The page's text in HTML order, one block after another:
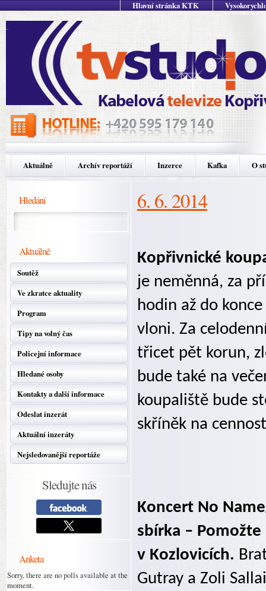
Hlavní stránka KTK
Aktuálně Archív reportáží Inzerce Kafka O
Hledání
Aktuálně
Soutěž
Ve zkratce aktuality
Program
Tipy na volný čas
Policejní informace
Hledané osoby
Kontakty a další informace
Odeslat inzerát
Aktuální inzeráty
Nejsledovanější reportáže
Sledujte nás
Anketa
Sorry, there are no polls available at the
moment.
6. 6. 2014
Kopřivnické
je neměnná, za
hodin až do
vloni. Za
třicet pět korun,
bude také na
koupaliště bude
skříněk na
Koncert No
sbírka –
v Kozlovicích.
Gutray a Zoli